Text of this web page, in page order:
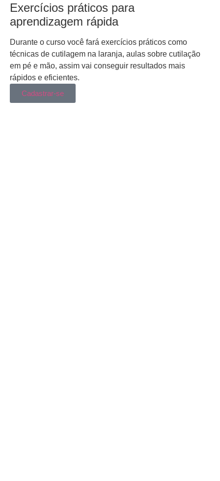
Exercícios práticos para
aprendizagem rápida
Durante o curso você fará exercícios práticos como
técnicas de cutilagem na laranja, aulas sobre cutilação
em pé e mão, assim vai conseguir resultados mais
rápidos e eficientes.
Cadastrar-se